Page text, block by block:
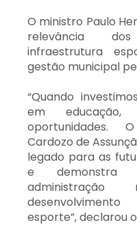
O ministro Paulo
relevância
infraestrutura
gestão municipal
“Quando
em educação,
oportunidades.
Cardozo de
legado para as
e demonstra
esporte”, declarou